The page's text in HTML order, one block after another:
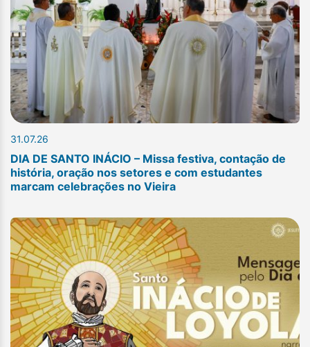
31.07.26
DIA DE SANTO INÁCIO – Missa festiva, contação de
história, oração nos setores e com estudantes
marcam celebrações no Vieira